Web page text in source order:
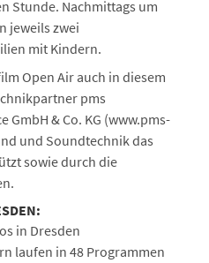
Stunde. Nachmittags um
jeweils zwei
mit Kindern.
Open Air auch in diesem
pms
GmbH & Co. KG (www.pms-
und Soundtechnik das
sowie durch die
in Dresden
laufen in 48 Programmen